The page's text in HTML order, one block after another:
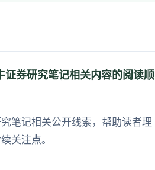
证券研究笔记相关内容的阅读顺
笔记相关公开线索，帮助读者理
关注点。